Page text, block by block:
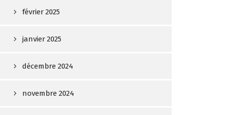
février 2025
janvier 2025
décembre 2024
novembre 2024